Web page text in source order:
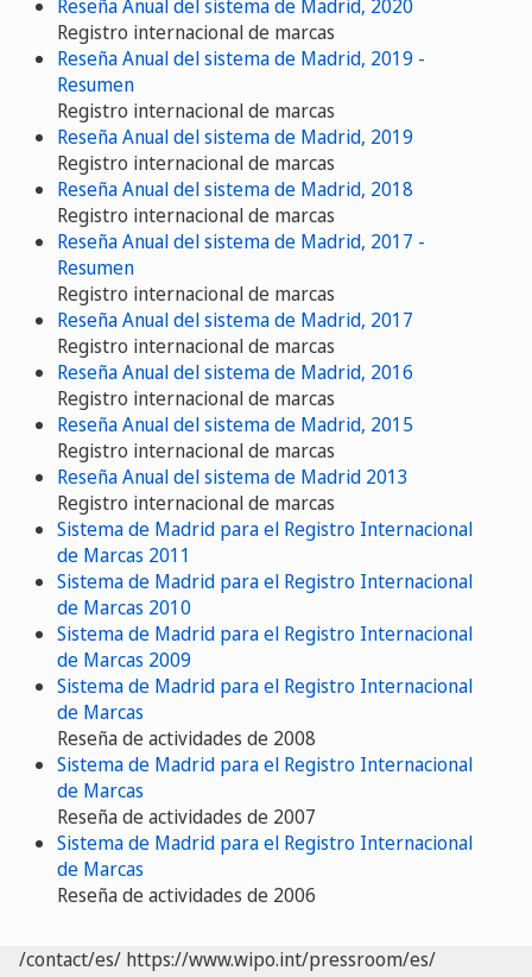
Reseña Anual del sistema de Madrid, 2020
Registro internacional de marcas
Reseña Anual del sistema de Madrid, 2019 -
Resumen
Registro internacional de marcas
Reseña Anual del sistema de Madrid, 2019
Registro internacional de marcas
Reseña Anual del sistema de Madrid, 2018
Registro internacional de marcas
Reseña Anual del sistema de Madrid, 2017 -
Resumen
Registro internacional de marcas
Reseña Anual del sistema de Madrid, 2017
Registro internacional de marcas
Reseña Anual del sistema de Madrid, 2016
Registro internacional de marcas
Reseña Anual del sistema de Madrid, 2015
Registro internacional de marcas
Reseña Anual del sistema de Madrid 2013
Registro internacional de marcas
Sistema de Madrid para el Registro Internacional
de Marcas 2011
Sistema de Madrid para el Registro Internacional
de Marcas 2010
Sistema de Madrid para el Registro Internacional
de Marcas 2009
Sistema de Madrid para el Registro Internacional
de Marcas
Reseña de actividades de 2008
Sistema de Madrid para el Registro Internacional
de Marcas
Reseña de actividades de 2007
Sistema de Madrid para el Registro Internacional
de Marcas
Reseña de actividades de 2006
/contact/es/ https://www.wipo.int/pressroom/es/